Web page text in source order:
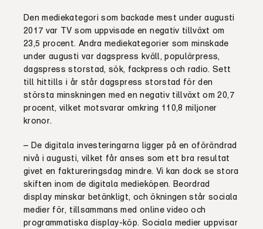
Den mediekategori som backade mest under augusti
2017 var TV som uppvisade en negativ tillväxt om
23,5 procent. Andra mediekategorier som minskade
under augusti var dagspress kväll, populärpress,
dagspress storstad, sök, fackpress och radio. Sett
till hittills i år står dagspress storstad för den
största minskningen med en negativ tillväxt om 20,7
procent, vilket motsvarar omkring 110,8 miljoner
kronor.
– De digitala investeringarna ligger på en oförändrad
nivå i augusti, vilket får anses som ett bra resultat
givet en faktureringsdag mindre. Vi kan dock se stora
skiften inom de digitala medieköpen. Beordrad
display minskar betänkligt, och ökningen står sociala
medier för, tillsammans med online video och
programmatiska display-köp. Sociala medier uppvisar